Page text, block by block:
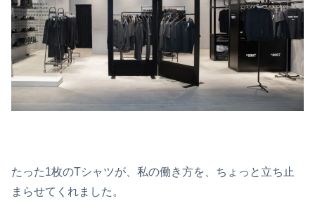
たった1枚のTシャツが、私の働き方を、ちょっと立ち止
まらせてくれました。